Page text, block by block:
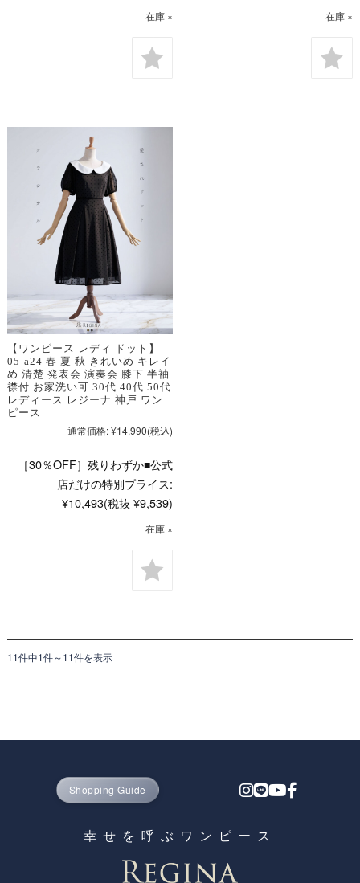
在庫 × 在庫 ×
【ワンピース レディ ドット】
05-a24 春 夏 秋 きれいめ キレイ
め 清楚 発表会 演奏会 膝下 半袖
襟付 お家洗い可 30代 40代 50代
レディース レジーナ 神戸 ワン
ピース
通常価格:¥14,990(税込)
［30％OFF］残りわずか■公式
店だけの特別プライス:
¥10,493(税抜 ¥9,539)
在庫 ×
11件中1件～11件を表示
Shopping Guide
幸せを呼ぶワンピース